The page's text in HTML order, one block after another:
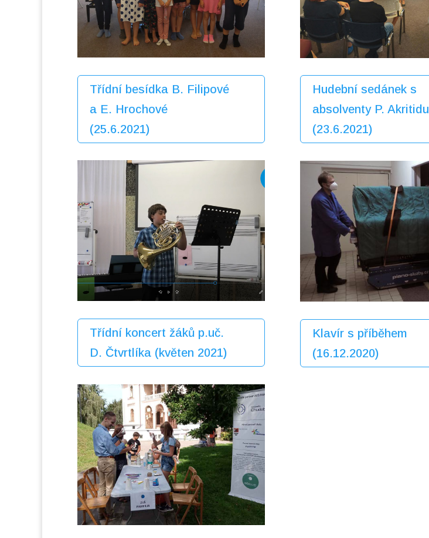
Třídní besídka B. Filipové
a E. Hrochové
(25.6.2021)
Třídní koncert žáků p.uč.
D. Čtvrtlíka (květen 2021)
Hudební sedánek s
absolventy P. Akritidu
(23.6.2021)
Klavír s příběhem
(16.12.2020)